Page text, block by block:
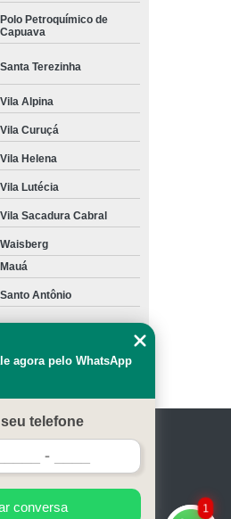
Polo Petroquímico de
Capuava
Santa Terezinha
Vila Alpina
Vila Curuçá
Vila Helena
Vila Lutécia
Vila Sacadura Cabral
Waisberg
Mauá
Santo Antônio
Penal –
1
agora pelo WhatsApp
seu telefone
conversa